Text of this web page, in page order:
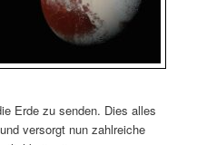
Erde zu senden. Dies alles
versorgt nun zahlreiche